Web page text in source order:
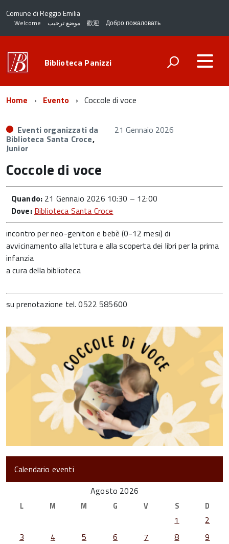
Comune di Reggio Emilia
Welcome موضع ترحيب 歡迎 Добро пожаловать
Biblioteca Panizzi
Home Evento Coccole di voce
Eventi organizzati da
Biblioteca Santa Croce,
Junior
21 Gennaio 2026
Coccole di voce
Quando: 21 Gennaio 2026 10:30 – 12:00
Dove: Biblioteca Santa Croce
incontro per neo-genitori e bebè (0-12 mesi) di
avvicinamento alla lettura e alla scoperta dei libri per la prima
infanzia
a cura della biblioteca
su prenotazione tel. 0522 585600
Calendario eventi
Agosto 2026
L M M G V S D
1
2
3
4 5 6 7 8
9